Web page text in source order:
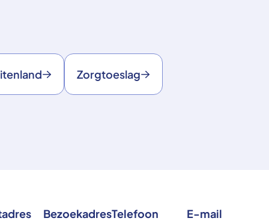
Zorgtoeslag
BezoekadresTelefoon E-mail